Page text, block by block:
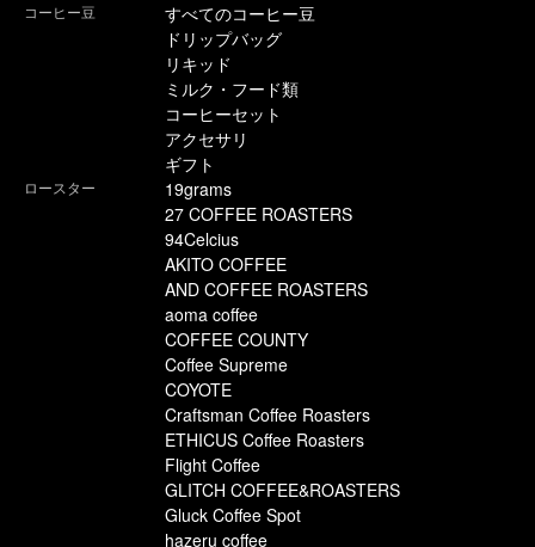
コーヒー豆
すべてのコーヒー豆
ドリップバッグ
リキッド
ミルク・フード類
コーヒーセット
アクセサリ
ギフト
ロースター
19grams
27 COFFEE ROASTERS
94Celcius
AKITO COFFEE
AND COFFEE ROASTERS
aoma coffee
COFFEE COUNTY
Coffee Supreme
COYOTE
Craftsman Coffee Roasters
ETHICUS Coffee Roasters
Flight Coffee
GLITCH COFFEE&ROASTERS
Gluck Coffee Spot
hazeru coffee